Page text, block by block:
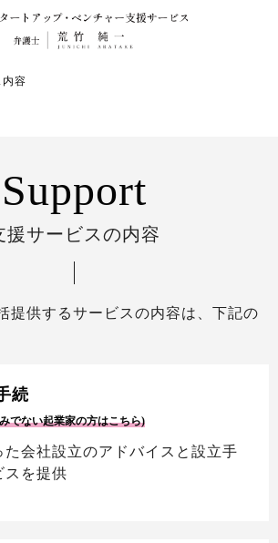
容
Support
援サービスの内容
提供するサービスの内容は、下記の
続
でない起業家の方はこちら)
た会社設立のアドバイスと設立手
スを提供